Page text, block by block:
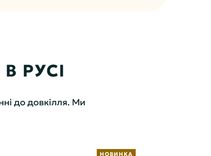
РУСІ
до довкілля. Ми
НОВИНКА